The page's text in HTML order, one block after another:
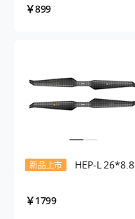
￥899
新品上市 HEP-L 26*8.8
￥1799